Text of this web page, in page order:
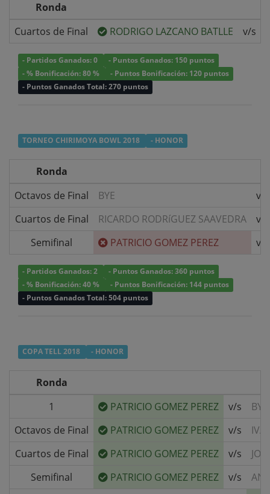
Ronda
Cuartos de Final
RODRIGO LAZCANO BATLLE v/s
- Partidos Ganados: 0
- Puntos Ganados: 150 puntos
- % Bonificación: 80 %
- Puntos Bonificación: 120 puntos
- Puntos Ganados Total: 270 puntos
TORNEO CHIRIMOYA BOWL 2018 - HONOR
Ronda
Octavos de Final
BYE
v/s
Cuartos de Final
RICARDO RODRíGUEZ SAAVEDRA
v/s
Semifinal
PATRICIO GOMEZ PEREZ v/s
- Partidos Ganados: 2
- Puntos Ganados: 360 puntos
- % Bonificación: 40 %
- Puntos Bonificación: 144 puntos
- Puntos Ganados Total: 504 puntos
COPA TELL 2018 - HONOR
Ronda
1
PATRICIO GOMEZ PEREZ v/s
BYE
Octavos de Final
PATRICIO GOMEZ PEREZ v/s
Cuartos de Final
PATRICIO GOMEZ PEREZ v/s
Semifinal
PATRICIO GOMEZ PEREZ v/s